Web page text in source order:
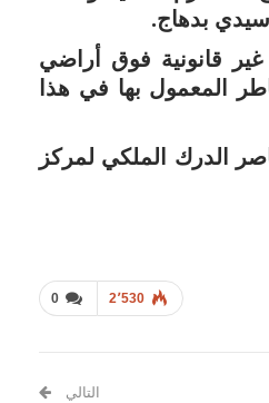
سيدي بدهاج.
قانونية فوق أراضي
المعمول بها في هذا
الدرك الملكي لمركز
0 2٬530
التالي